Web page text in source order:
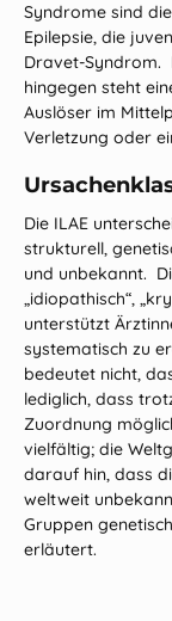
Syndrome sind
Epilepsie, die
Dravet‑Syndrom.
hingegen steht
Auslöser im
Verletzung oder
Die ILAE
strukturell,
und unbekannt.
„idiopathisch“,
unterstützt
systematisch zu
bedeutet nicht,
lediglich, dass
Zuordnung
vielfältig; die
darauf hin, dass
weltweit
Gruppen
erläutert.